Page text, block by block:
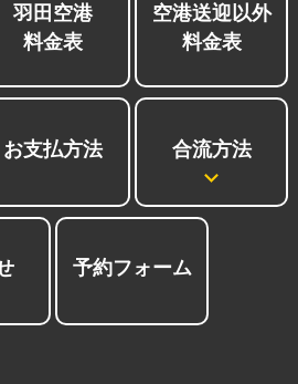
羽田空港
料金表
空港送迎以外
料金表
お支払方法 合流方法
予約フォーム